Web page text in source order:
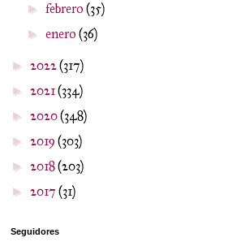
►febrero(35)
►enero(36)
► 2022(317)
► 2021(334)
► 2020(348)
► 2019 (303)
► 2018(203)
► 2017 (31)
Seguidores